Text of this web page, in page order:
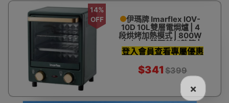
14%
OFF
伊瑪牌 Imarflex IOV-
10D 10L雙層電焗爐 | 4
段烘烤加熱模式 | 800W
大火力 | 雙石英加熱管 |
香港行貨
登入會員查看專屬優惠
$341 $399
×